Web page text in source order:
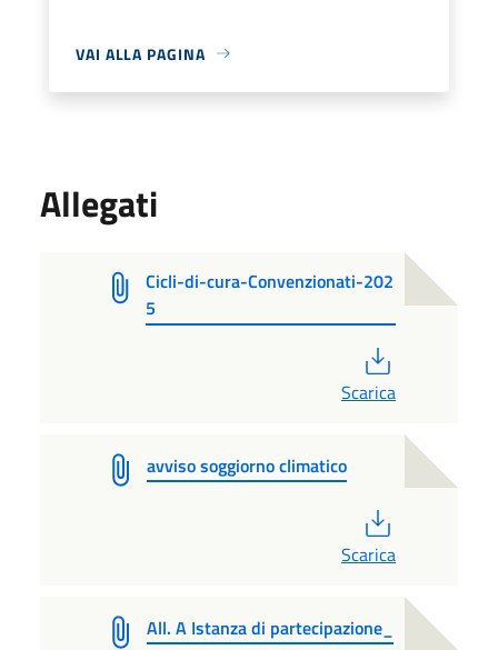
VAI ALLA PAGINA
Allegati
Cicli-di-cura-Convenzionati-202
5
Scarica
avviso soggiorno climatico
Scarica
All. A Istanza di partecipazione_